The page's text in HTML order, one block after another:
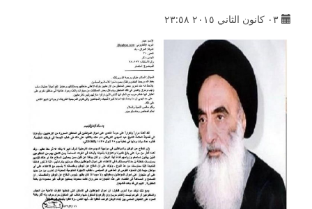
٠٣ كانون الثاني ٢٠١٥ ٢٣:٥٨